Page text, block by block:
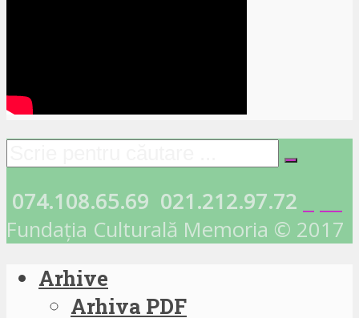
074.108.65.69 021.212.97.72
Fundația Culturală Memoria © 2017
Arhive
Arhiva PDF